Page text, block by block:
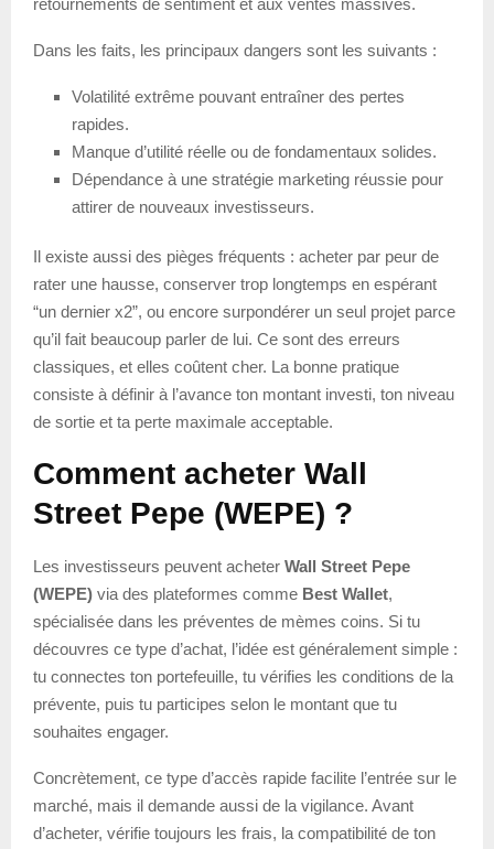
Dans les faits, les principaux dangers sont les suivants :
Volatilité extrême pouvant entraîner des pertes
rapides.
Manque d’utilité réelle ou de fondamentaux solides.
Dépendance à une stratégie marketing réussie pour
attirer de nouveaux investisseurs.
Il existe aussi des pièges fréquents : acheter par peur de
rater une hausse, conserver trop longtemps en espérant
“un dernier x2”, ou encore surpondérer un seul projet parce
qu’il fait beaucoup parler de lui. Ce sont des erreurs
classiques, et elles coûtent cher. La bonne pratique
consiste à définir à l’avance ton montant investi, ton niveau
de sortie et ta perte maximale acceptable.
Comment acheter Wall
Street Pepe (WEPE) ?
Les investisseurs peuvent acheter Wall Street Pepe
(WEPE) via des plateformes comme Best Wallet,
spécialisée dans les préventes de mèmes coins. Si tu
découvres ce type d’achat, l’idée est généralement simple :
tu connectes ton portefeuille, tu vérifies les conditions de la
prévente, puis tu participes selon le montant que tu
souhaites engager.
Concrètement, ce type d’accès rapide facilite l’entrée sur le
marché, mais il demande aussi de la vigilance. Avant
d’acheter, vérifie toujours les frais, la compatibilité de ton